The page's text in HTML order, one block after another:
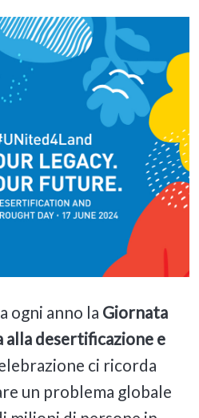
ogni anno la Giornata
desertificazione e
ci ricorda
un problema globale